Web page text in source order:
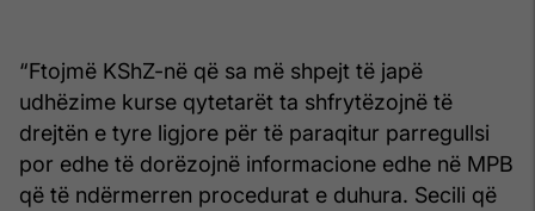
“Ftojmë KShZ-në që sa më shpejt të japë
udhëzime kurse qytetarët ta shfrytëzojnë të
drejtën e tyre ligjore për të paraqitur parregullsi
por edhe të dorëzojnë informacione edhe në MPB
që të ndërmerren procedurat e duhura. Secili që